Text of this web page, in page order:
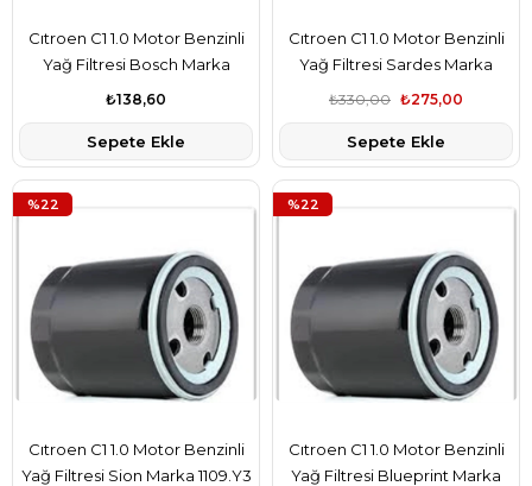
Cıtroen C1 1.0 Motor Benzinli
Yağ Filtresi Bosch Marka
1109.Y3
₺138,60
Sepete Ekle
Cıtroen C1 1.0 Motor Benzinli
Yağ Filtresi Sardes Marka
1109.Y3₺275,00
₺330,00
Sepete Ekle
Cıtroen C1 1.0 Motor Benzinli
Yağ Filtresi Sion Marka 1109.Y3
%22
Cıtroen C1 1.0 Motor Benzinli
Yağ Filtresi Blueprint Marka
%22